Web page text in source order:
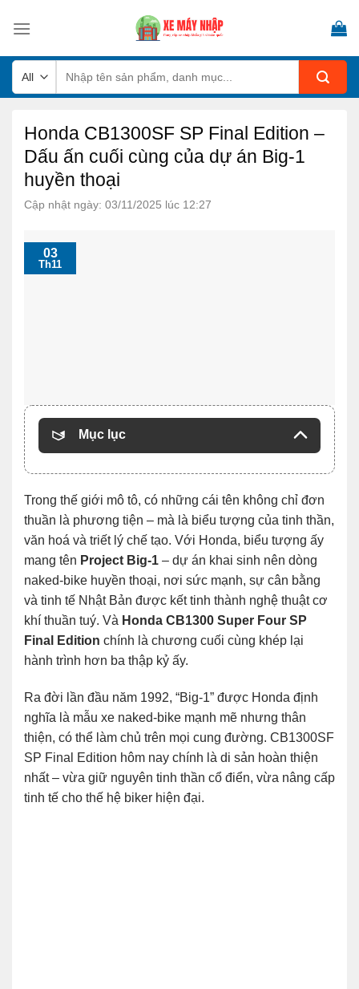
kiếm:
Honda CB1300SF SP Final Edition –
Dấu ấn cuối cùng của dự án Big-1
huyền thoại
Cập nhật ngày: 03/11/2025 lúc 12:27
03
Th11
Mục lục
Trong thế giới mô tô, có những cái tên không chỉ đơn
thuần là phương tiện – mà là biểu tượng của tinh thần,
văn hoá và triết lý chế tạo. Với Honda, biểu tượng ấy
mang tên Project Big-1 – dự án khai sinh nên dòng
naked-bike huyền thoại, nơi sức mạnh, sự cân bằng
và tinh tế Nhật Bản được kết tinh thành nghệ thuật cơ
khí thuần tuý. Và Honda CB1300 Super Four SP
Final Edition chính là chương cuối cùng khép lại
hành trình hơn ba thập kỷ ấy.
Ra đời lần đầu năm 1992, “Big-1” được Honda định
nghĩa là mẫu xe naked-bike mạnh mẽ nhưng thân
thiện, có thể làm chủ trên mọi cung đường. CB1300SF
SP Final Edition hôm nay chính là di sản hoàn thiện
nhất – vừa giữ nguyên tinh thần cổ điển, vừa nâng cấp
tinh tế cho thế hệ biker hiện đại.